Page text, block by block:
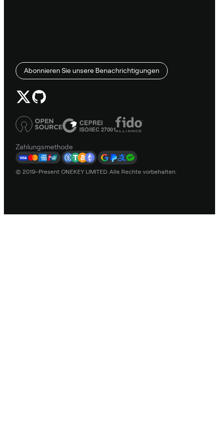
Abonnieren Sie unsere Benachrichtigungen
Zahlungsmethode
© 2019–Present ONEKEY LIMITED. Alle Rechte vorbehalten.